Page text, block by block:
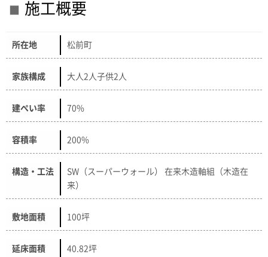
施工概要
所在地 松前町
家族構成 大人2人子供2人
建ぺい率 70%
容積率 200%
構造・工法
SW（スーパーウォール） 在来木造軸組（木造在
来）
敷地面積 100坪
延床面積 40.82坪